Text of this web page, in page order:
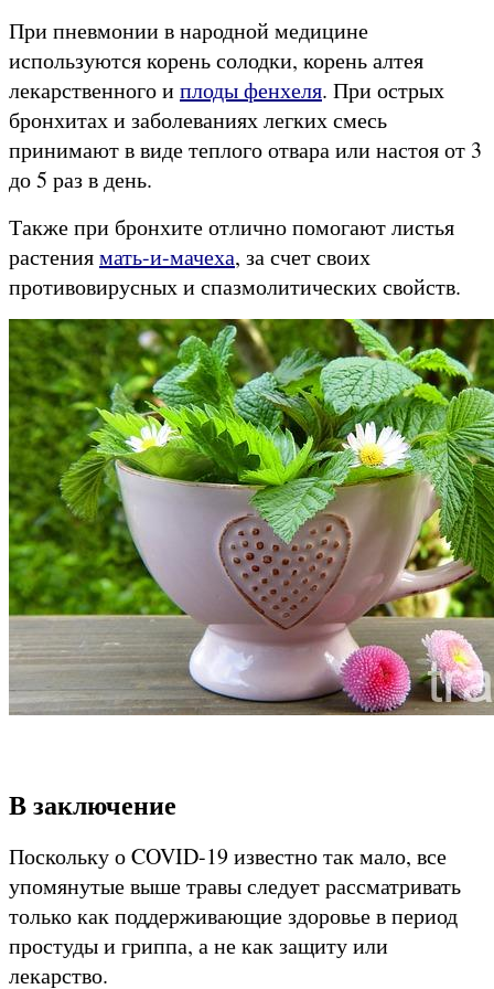
При пневмонии в народной медицине
используются корень солодки, корень алтея
лекарственного иплоды фенхеля. При острых
бронхитах и заболеваниях легких смесь
принимают в виде теплого отвара или настоя от 3
до 5 раз в день.
Также при бронхите отлично помогают листья
растениямать-и-мачеха, за счет своих
противовирусных и спазмолитических свойств.
В заключение
Поскольку о COVID-19 известно так мало, все
упомянутые выше травы следует рассматривать
только как поддерживающие здоровье в период
простуды и гриппа, а не как защиту или
лекарство.